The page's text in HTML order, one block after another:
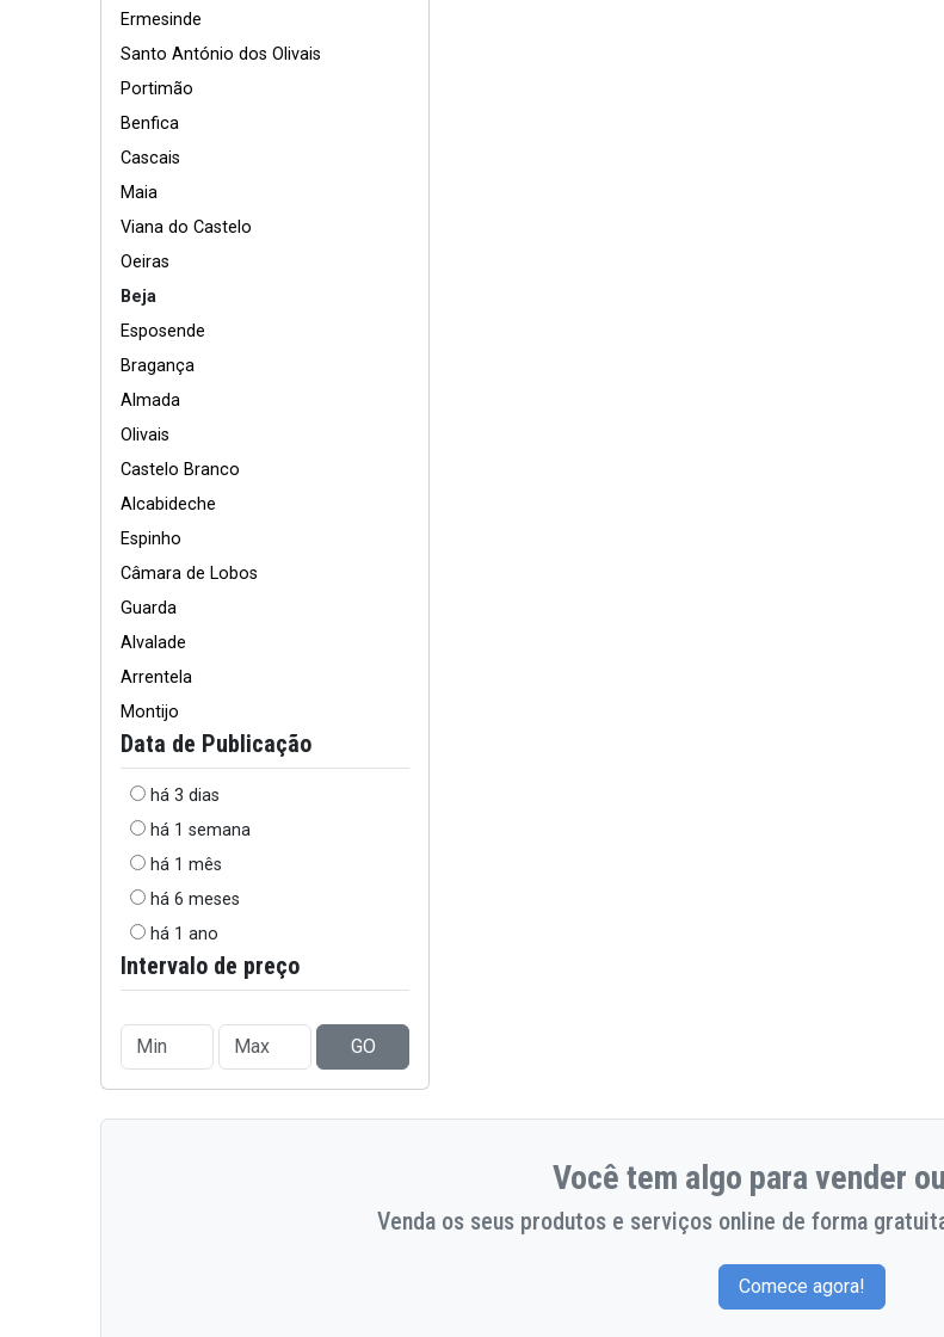
Ermesinde
Santo António dos Olivais
Portimão
Benfica
Cascais
Maia
Viana do Castelo
Oeiras
Beja
Esposende
Bragança
Almada
Olivais
Castelo Branco
Alcabideche
Espinho
Câmara de Lobos
Guarda
Alvalade
Arrentela
Montijo
Data de Publicação
há 3 dias
há 1 semana
há 1 mês
há 6 meses
há 1 ano
Intervalo de preço
GO
Você tem algo para vender
Venda os seus produtos e serviços online de forma
Comece agora!